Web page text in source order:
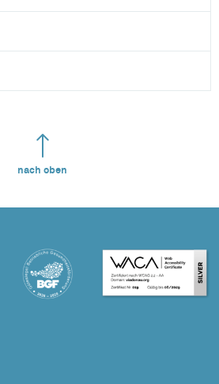
nach oben